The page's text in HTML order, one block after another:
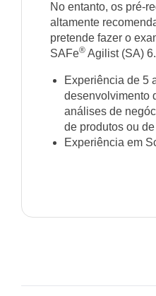
No entanto, os pré-
altamente
pretende fazer o
SAFe® Agilist (SA)
Experiência de 5
desenvolvimento
análises de
de produtos ou
Experiência em